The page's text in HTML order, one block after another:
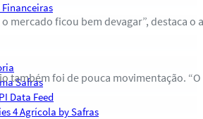
Safras
Data Feed
4 Agrícola by Safras
mercado ficou bem devagar”, destaca
também foi de pouca movimentação.